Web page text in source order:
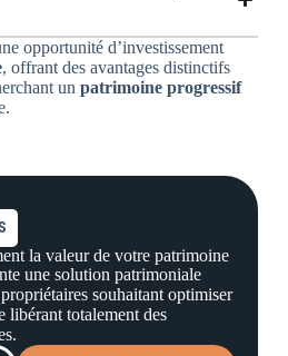
opportunité d’investissement
, offrant des avantages distinctifs
un patrimoine progressif
la valeur de votre patrimoine
une solution patrimoniale
souhaitant optimiser
libérant totalement des